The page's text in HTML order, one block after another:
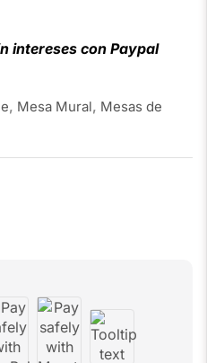
intereses con Paypal
, Mesa Mural, Mesas de